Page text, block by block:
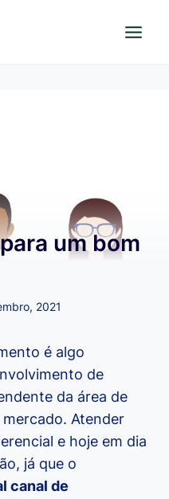
um bom
2021
é algo
de
da área de
Atender
e hoje em dia
já que o
canal de